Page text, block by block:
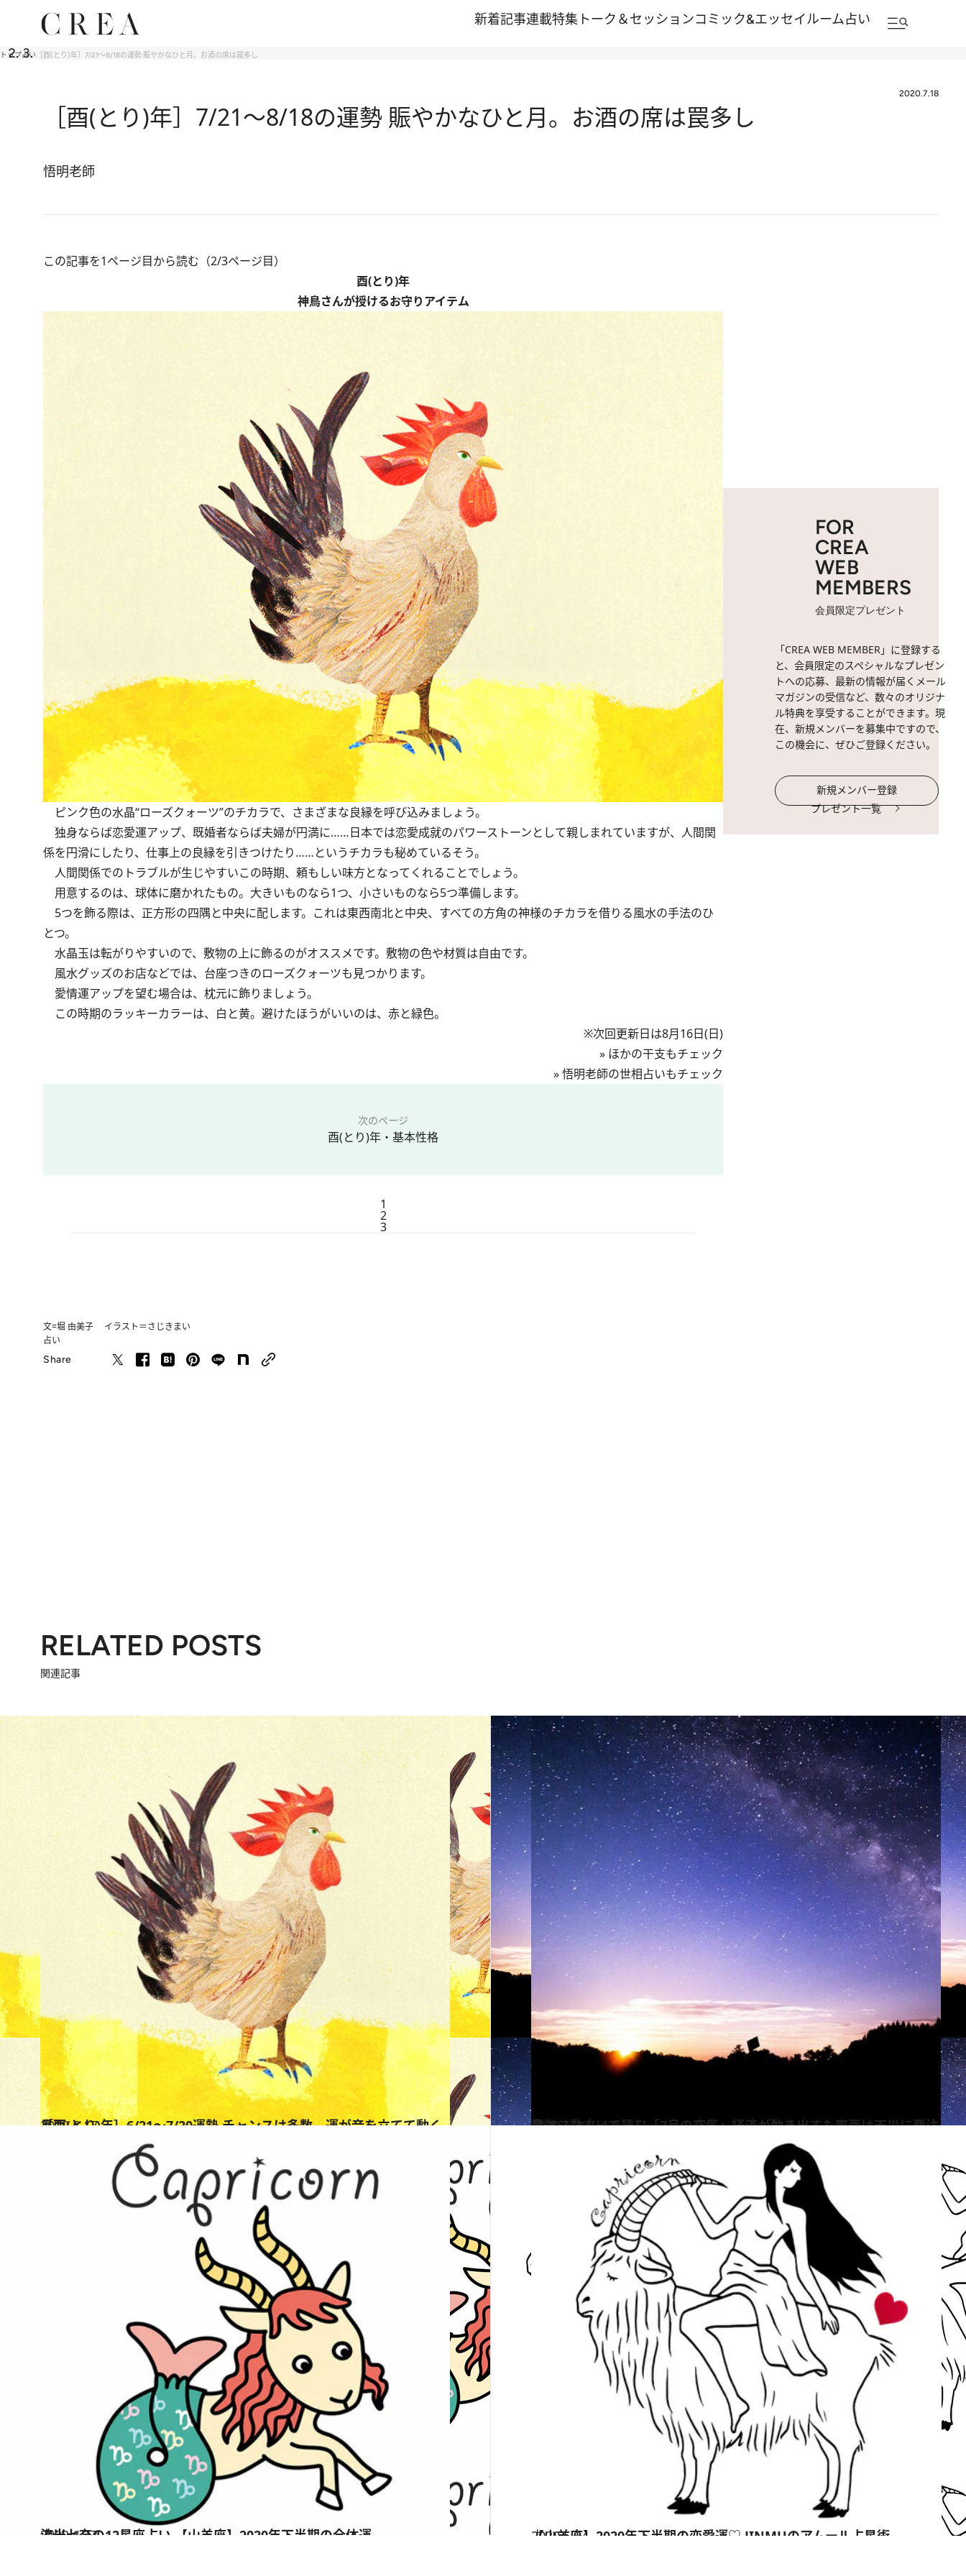
新着記事連載特集 トーク＆セッションコミック&エッセイルーム占い
トップ占い ［酉(とり)年］7/21〜8/18の運勢 賑やかなひと月。お酒の席は罠多し
2020.7.18
［酉(とり)年］7/21〜8/18の運勢 賑やかなひと月。お酒の席は罠多し
悟明老師
この記事を1ページ目から読む（2/3ページ目）
酉(とり)年
神鳥さんが授けるお守りアイテム
ピンク色の水晶“ローズクォーツ”のチカラで、さまざまな良縁を呼び込みましょう。
独身ならば恋愛運アップ、既婚者ならば夫婦が円満に……日本では恋愛成就のパワーストーンとして親しまれていますが、人間関
係を円滑にしたり、仕事上の良縁を引きつけたり……というチカラも秘めているそう。
人間関係でのトラブルが生じやすいこの時期、頼もしい味方となってくれることでしょう。
用意するのは、球体に磨かれたもの。大きいものなら1つ、小さいものなら5つ準備します。
5つを飾る際は、正方形の四隅と中央に配します。これは東西南北と中央、すべての方角の神様のチカラを借りる風水の手法のひ
とつ。
水晶玉は転がりやすいので、敷物の上に飾るのがオススメです。敷物の色や材質は自由です。
風水グッズのお店などでは、台座つきのローズクォーツも見つかります。
愛情運アップを望む場合は、枕元に飾りましょう。
この時期のラッキーカラーは、白と黄。避けたほうがいいのは、赤と緑色。
※次回更新日は8月16日(日)
» ほかの干支もチェック
»悟明老師の世相占いもチェック
次のページ
酉(とり)年・基本性格
1
2
3
文=堀 由美子 イラスト＝さじきまい
占い
Share
FOR
CREA
WEB
MEMBERS
会員限定プレゼント
「CREA WEB MEMBER」に登録する
と、会員限定のスペシャルなプレゼン
トへの応募、最新の情報が届くメール
マガジンの受信など、数々のオリジナ
ル特典を享受することができます。現
在、新規メンバーを募集中ですので、
この機会に、ぜひご登録ください。
新規メンバー登録
プレゼント一覧
RELATED POSTS
関連記事
2020.6.17
［酉(とり)年］6/21～7/20運勢 チャンスは多数。運が音を立てて動く月
占い 2020.6.29
紫微斗数占いで読む「7月の空気」経済が動き出すも東亜は天災に要注意
ライフスタイル
2020.6.27
流光七奈の12星座占い 【山羊座】2020年下半期の全体運
占い 2020.6.24
【山羊座】2020年下半期の恋愛運♡ JINMUのアムール占星術
占い